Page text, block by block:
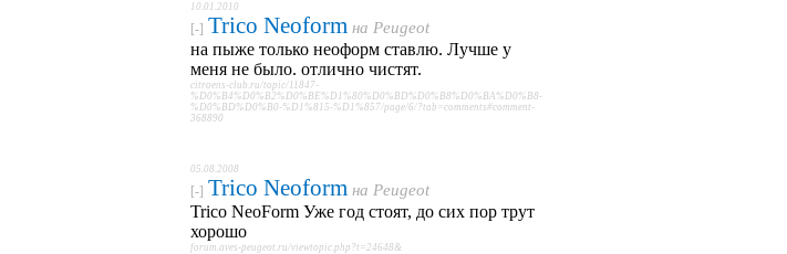
10.01.2010
[-] Trico Neoform на Peugeot
на пыже только неоформ ставлю. Лучше у
меня не было. отлично чистят.
citroens-club.ru/topic/11847-
%D0%B4%D0%B2%D0%BE%D1%80%D0%BD%D0%B8%D0%BA%D0%B8-
%D0%BD%D0%B0-%D1%815-%D1%857/page/6/?tab=comments#comment-
368890
05.08.2008
[-] Trico Neoform на Peugeot
Trico NeoForm Уже год стоят, до сих пор трут
хорошо
forum.aves-peugeot.ru/viewtopic.php?t=24648&